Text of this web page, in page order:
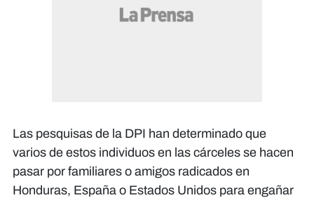
Las pesquisas de la DPI han determinado que
varios de estos individuos en las cárceles se hacen
pasar por familiares o amigos radicados en
Honduras, España o Estados Unidos para engañar